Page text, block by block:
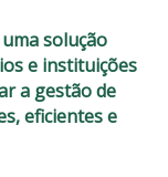
solução
e instituições
a gestão de
eficientes e